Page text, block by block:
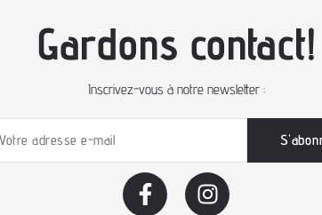
Gardons contact!
Inscrivez-vous à notre newsletter :